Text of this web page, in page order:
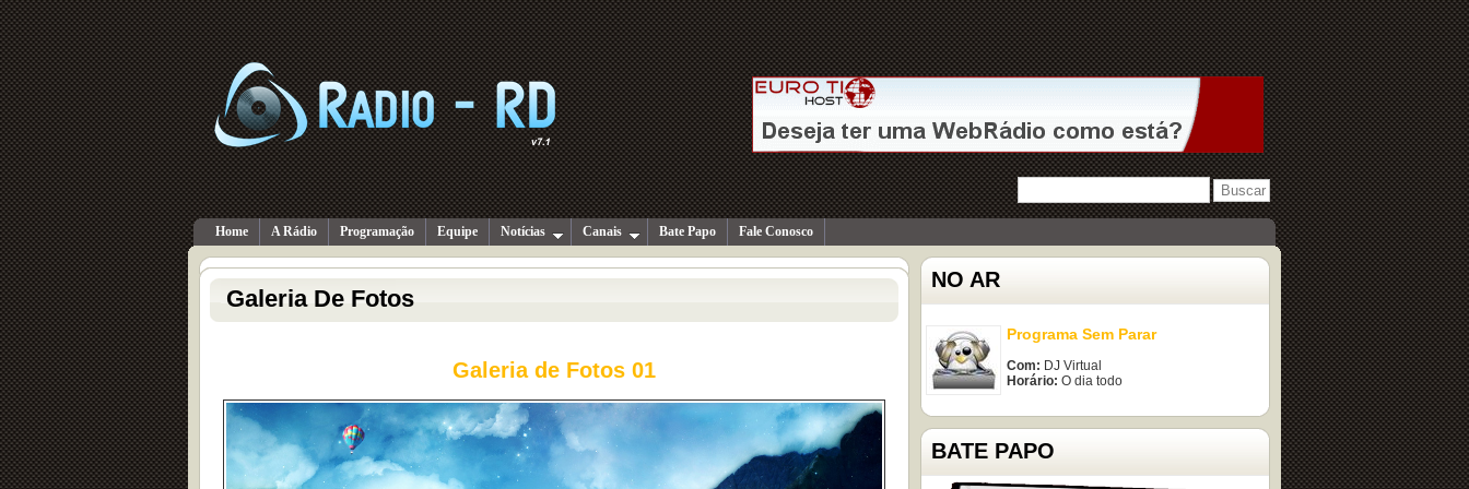
Home A Rádio Programação Equipe Notícias Canais Bate Papo Fale Conosco
Galeria De Fotos
Galeria de Fotos 01
NO AR
Programa Sem Parar
Com: DJ Virtual
Horário: O dia todo
BATE PAPO